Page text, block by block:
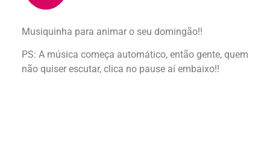
Musiquinha para animar o seu domingão!!
PS: A música começa automático, então gente, quem
não quiser escutar, clica no pause aí embaixo!!